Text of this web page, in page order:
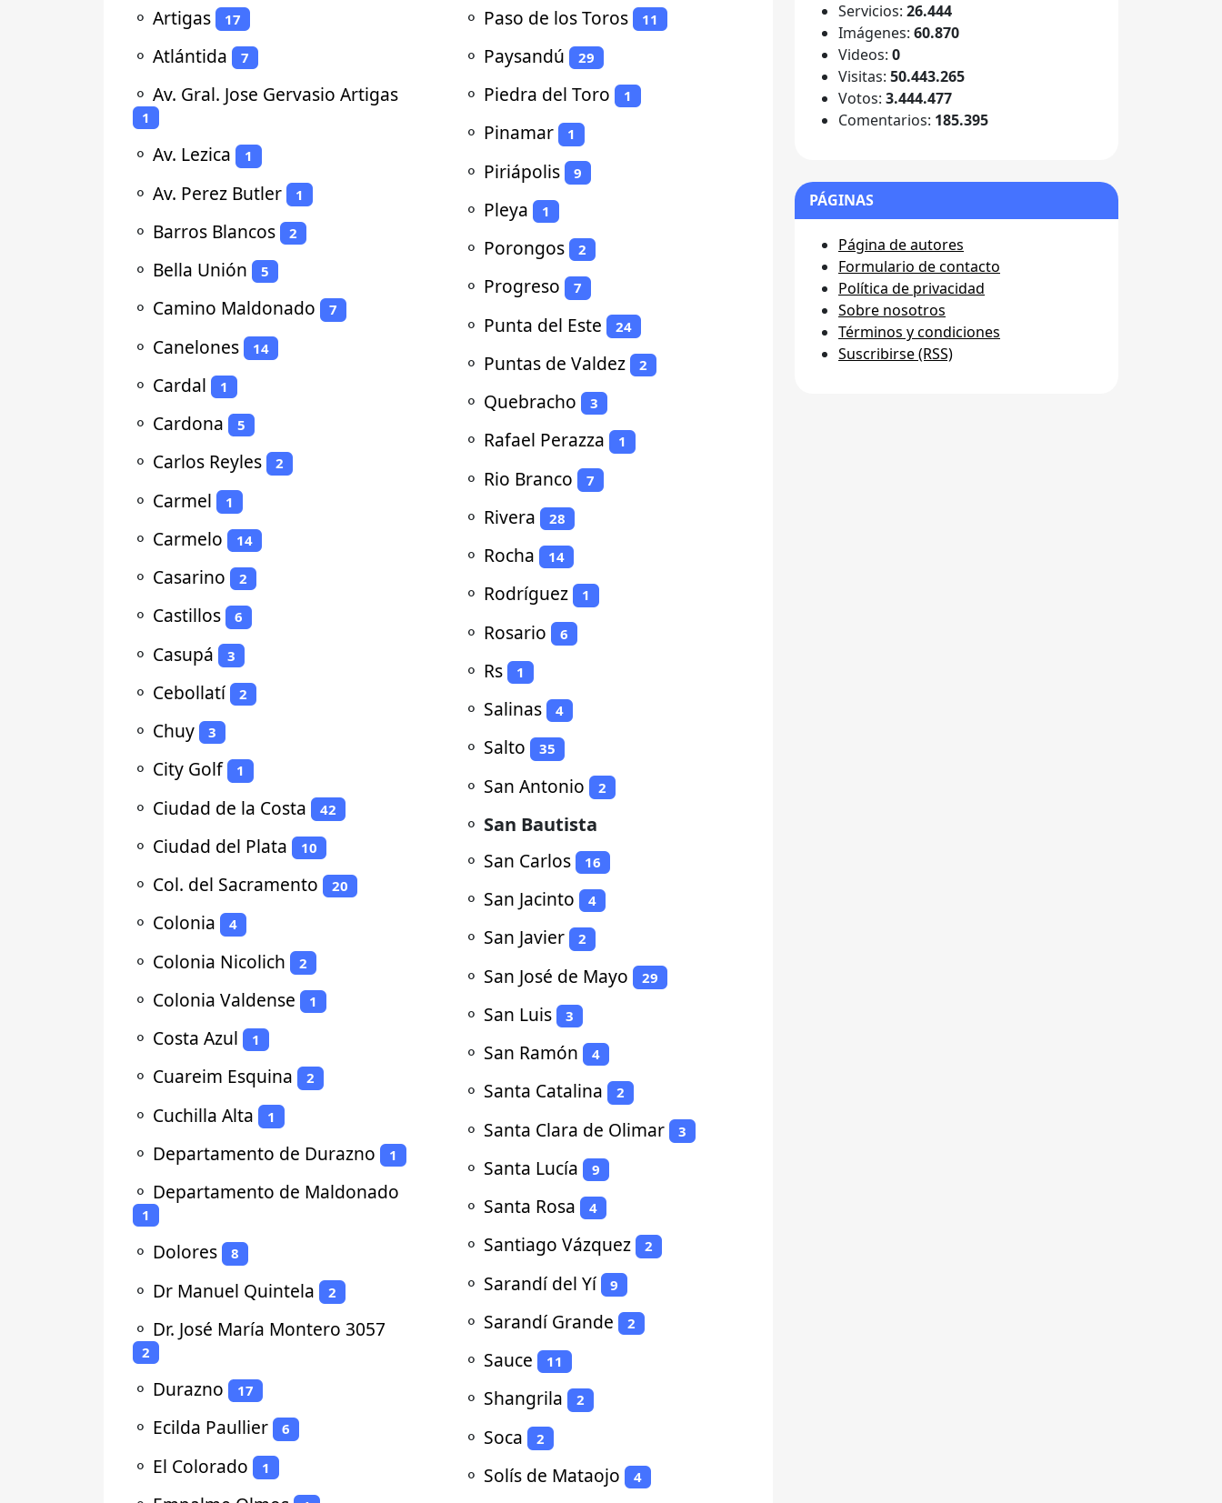
⚬ Artigas 17
⚬ Atlántida 7
⚬ Av. Gral. Jose Gervasio Artigas
1
⚬ Av. Lezica 1
⚬ Av. Perez Butler 1
⚬ Barros Blancos 2
⚬ Bella Unión 5
⚬ Camino Maldonado 7
⚬ Canelones 14
⚬ Cardal 1
⚬ Cardona 5
⚬ Carlos Reyles 2
⚬ Carmel 1
⚬ Carmelo 14
⚬ Casarino 2
⚬ Castillos 6
⚬ Casupá 3
⚬ Cebollatí 2
⚬ Chuy 3
⚬ City Golf 1
⚬ Ciudad de la Costa 42
⚬ Ciudad del Plata 10
⚬ Col. del Sacramento 20
⚬ Colonia 4
⚬ Colonia Nicolich 2
⚬ Colonia Valdense 1
⚬ Costa Azul 1
⚬ Cuareim Esquina 2
⚬ Cuchilla Alta 1
⚬ Departamento de Durazno 1
⚬ Departamento de Maldonado
1
⚬ Dolores 8
⚬ Dr Manuel Quintela 2
⚬ Dr. José María Montero 3057
2
⚬ Durazno 17
⚬ Ecilda Paullier 6
⚬ El Colorado 1
⚬ Paso de los Toros 11
⚬ Paysandú 29
⚬ Piedra del Toro 1
⚬ Pinamar 1
⚬ Piriápolis 9
⚬ Pleya 1
⚬ Porongos 2
⚬ Progreso 7
⚬ Punta del Este 24
⚬ Puntas de Valdez 2
⚬ Quebracho 3
⚬ Rafael Perazza 1
⚬ Rio Branco 7
⚬ Rivera 28
⚬ Rocha 14
⚬ Rodríguez 1
⚬ Rosario 6
⚬ Rs 1
⚬ Salinas 4
⚬ Salto 35
⚬ San Antonio 2
⚬ San Bautista
⚬ San Carlos 16
⚬ San Jacinto 4
⚬ San Javier 2
⚬ San José de Mayo 29
⚬ San Luis 3
⚬ San Ramón 4
⚬ Santa Catalina 2
⚬ Santa Clara de Olimar 3
⚬ Santa Lucía 9
⚬ Santa Rosa 4
⚬ Santiago Vázquez 2
⚬ Sarandí del Yí 9
⚬ Sarandí Grande 2
⚬ Sauce 11
⚬ Shangrila 2
⚬ Soca 2
⚬ Solís de Mataojo 4
Servicios: 26.444
Imágenes: 60.870
Videos: 0
Visitas: 50.443.265
Votos: 3.444.477
Comentarios: 185.395
PÁGINAS
Página de autores
Formulario de contacto
Política de privacidad
Sobre nosotros
Términos y condiciones
Suscribirse (RSS)